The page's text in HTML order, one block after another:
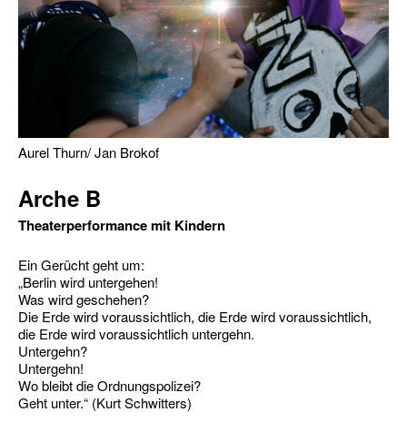
Aurel Thurn/ Jan Brokof
Arche B
Theaterperformance mit Kindern
Ein Gerücht geht um:
„Berlin wird untergehen!
Was wird geschehen?
Die Erde wird voraussichtlich, die Erde wird voraussichtlich,
die Erde wird voraussichtlich untergehn.
Untergehn?
Untergehn!
Wo bleibt die Ordnungspolizei?
Geht unter.“ (Kurt Schwitters)